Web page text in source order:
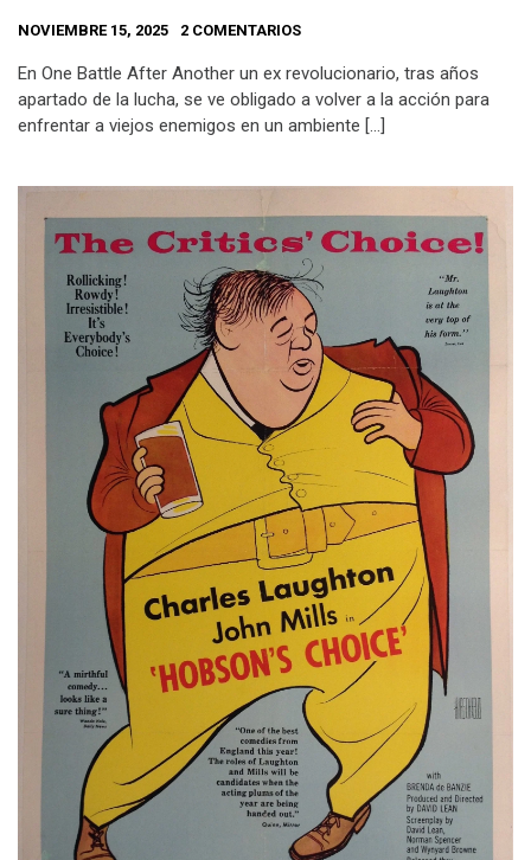
NOVIEMBRE 15, 2025 2 COMENTARIOS
En One Battle After Another un ex revolucionario, tras años
apartado de la lucha, se ve obligado a volver a la acción para
enfrentar a viejos enemigos en un ambiente […]